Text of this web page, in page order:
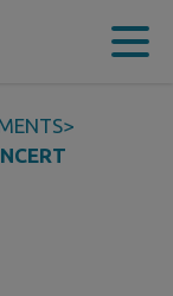
>